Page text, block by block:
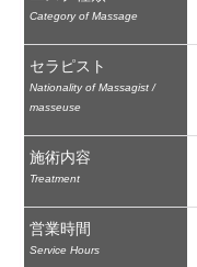
Category of Massage
セラピスト
Nationality of Massagist /
masseuse
施術内容
Treatment
営業時間
Service Hours